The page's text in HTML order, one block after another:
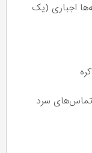
اجباری (یک
تماس‌های سرد